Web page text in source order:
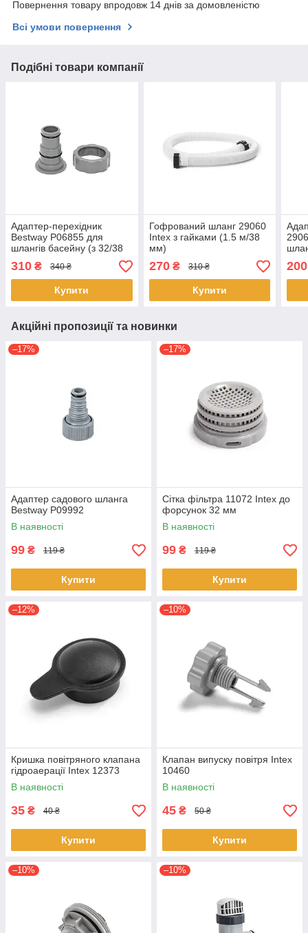
Повернення товару впродовж 14 днів за домовленістю
Всі умови повернення
Подібні товари компанії
Адаптер-перехідник
Bestway P06855 для
шлангів басейну (з 32/38
мм на 38 мм)
310 ₴ 340 ₴
Купити
Гофрований шланг 29060
Intex з гайками (1.5 м/38
мм)
270₴ 310 ₴
Купити
2
200
Акційні пропозиції та новинки
–17%
Адаптер садового шланга
Bestway P09992
В наявності
99 ₴ 119 ₴
Купити
–17%
Сітка фільтра 11072 Intex до
форсунок 32 мм
В наявності
99 ₴ 119 ₴
Купити
–12%
Кришка повітряного клапана
гідроаерації Intex 12373
В наявності
35 ₴ 40 ₴
Купити
–10%
Клапан випуску повітря Intex
10460
В наявності
45 ₴ 50 ₴
Купити
–10% –10%